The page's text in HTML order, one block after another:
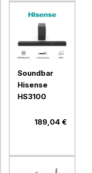
Soundbar
Hisense
HS3100
189,04 €